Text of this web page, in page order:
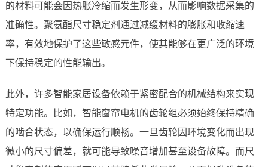
的材料可能会因热胀冷缩而发生形变，从而影响数据采集的
准确性。聚氨酯尺寸稳定剂通过减缓材料的膨胀和收缩速
率，有效地保护了这些敏感元件，使其能够在更广泛的环境
下保持稳定的性能输出。
此外，许多智能家居设备依赖于紧密配合的机械结构来实现
特定功能。比如，智能窗帘电机的齿轮组必须始终保持精确
的啮合状态，以确保运行顺畅。一旦齿轮因环境变化而出现
微小的尺寸偏差，就可能导致噪音增加甚至设备故障。而尺